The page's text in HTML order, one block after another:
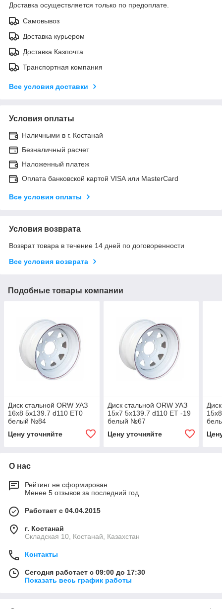
Доставка осуществляется только по предоплате.
Самовывоз
Доставка курьером
Доставка Казпочта
Транспортная компания
Все условия доставки
Условия оплаты
Наличными в г. Костанай
Безналичный расчет
Наложенный платеж
Оплата банковской картой VISA или MasterCard
Все условия оплаты
Условия возврата
Возврат товара в течение 14 дней по договоренности
Все условия возврата
Подобные товары компании
Диск стальной ORW УАЗ
16x8 5x139.7 d110 ET0
белый №84
Цену уточняйте
Диск стальной ORW УАЗ
15x7 5x139.7 d110 ET -19
белый №67
Цену уточняйте
О нас
Рейтинг не сформирован
Менее 5 отзывов за последний год
Работает с 04.04.2015
г. Костанай
Складская 10, Костанай, Казахстан
Контакты
Сегодня работает с 09:00 до 17:30
Показать весь график работы